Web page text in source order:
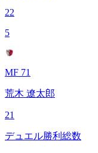
22
5
MF 71
荒木 遼太郎
21
デュエル勝利総数